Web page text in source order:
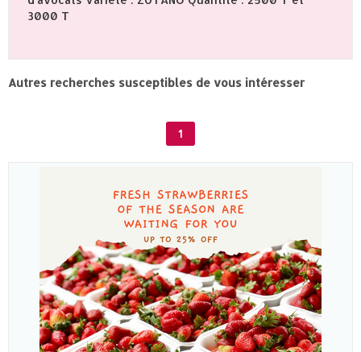
3000 T
Autres recherches susceptibles de vous intéresser
1